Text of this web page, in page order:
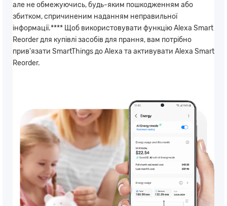
але не обмежуючись, будь-яким пошкодженням або
збитком, спричиненим наданням неправильної
інформації.**** Щоб використовувати функцію Alexa Smart
Reorder для купівлі засобів для прання, вам потрібно
прив'язати SmartThings до Alexa та активувати Alexa Smart
Reorder.